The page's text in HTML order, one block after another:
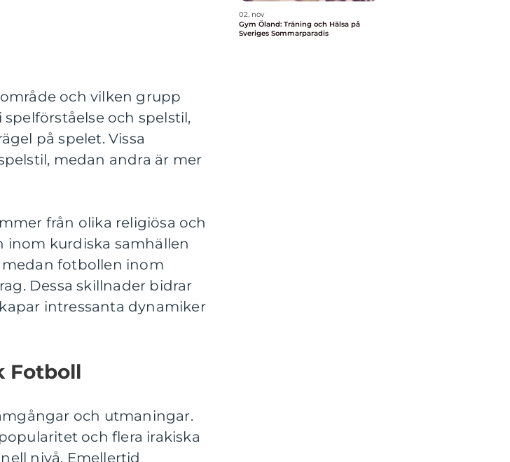
och vilken grupp
och spelstil,
på spelet. Vissa
medan andra är mer
från olika religiösa och
inom kurdiska samhällen
medan fotbollen inom
Dessa skillnader bidrar
intressanta dynamiker
Fotboll
och utmaningar.
och flera irakiska
nivå. Emellertid
02. nov
Gym Öland: Träning och Hälsa på
Sveriges Sommarparadis